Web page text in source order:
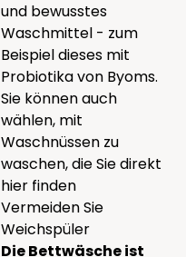
und bewusstes
Waschmittel - zum
Beispieldieses mit
Probiotika von Byoms.
Sie können auch
wählen, mit
Waschnüssen zu
waschen, die Sie direkt
hier finden
Vermeiden Sie
Weichspüler
Die Bettwäsche ist